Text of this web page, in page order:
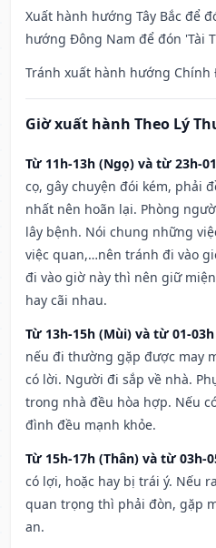
Xuất hành hướng Tây Bắc để
hướng Đông Nam để đón 'Tài
Tránh xuất hành hướng Chính
Giờ xuất hành Theo Lý
Từ 11h-13h (Ngọ) và từ 23h-
cọ, gây chuyện đói kém, phải
nhất nên hoãn lại. Phòng
lây bệnh. Nói chung những
việc quan,…nên tránh đi vào
đi vào giờ này thì nên giữ
hay cãi nhau.
Từ 13h-15h (Mùi) và từ 01-
nếu đi thường gặp được may
có lời. Người đi sắp về nhà.
trong nhà đều hòa hợp. Nếu
đình đều mạnh khỏe.
Từ 15h-17h (Thân) và từ 03h-
có lợi, hoặc hay bị trái ý. Nếu
quan trọng thì phải đòn, gặp
an.